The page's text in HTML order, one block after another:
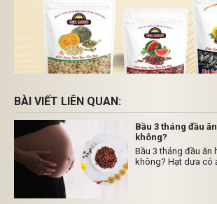
BÀI VIẾT LIÊN QUAN:
Bầu 3 tháng đầu
không?
Bầu 3 tháng đầu ăn
không? Hạt dưa có